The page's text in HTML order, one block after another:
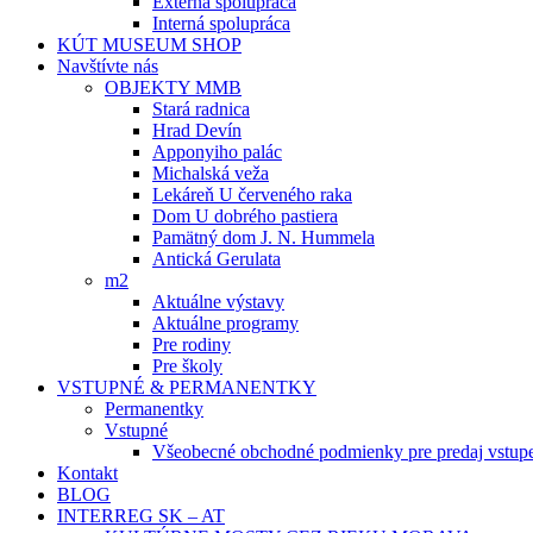
Interná spolupráca
KÚT MUSEUM SHOP
Navštívte nás
OBJEKTY MMB
Stará radnica
Hrad Devín
Apponyiho palác
Michalská veža
Lekáreň U červeného raka
Dom U dobrého pastiera
Pamätný dom J. N. Hummela
Antická Gerulata
m2
Aktuálne výstavy
Aktuálne programy
Pre rodiny
Pre školy
VSTUPNÉ & PERMANENTKY
Permanentky
Vstupné
Všeobecné obchodné podmienky pre predaj
Kontakt
BLOG
INTERREG SK – AT